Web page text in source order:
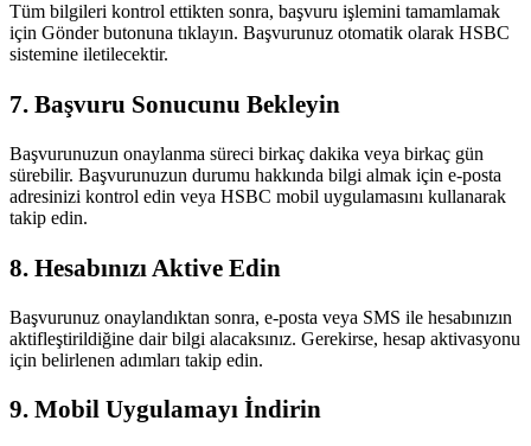
Tüm bilgileri kontrol ettikten sonra, başvuru işlemini tamamlamak
için Gönder butonuna tıklayın. Başvurunuz otomatik olarak HSBC
sistemine iletilecektir.
7. Başvuru Sonucunu Bekleyin
Başvurunuzun onaylanma süreci birkaç dakika veya birkaç gün
sürebilir. Başvurunuzun durumu hakkında bilgi almak için e-posta
adresinizi kontrol edin veya HSBC mobil uygulamasını kullanarak
takip edin.
8. Hesabınızı Aktive Edin
Başvurunuz onaylandıktan sonra, e-posta veya SMS ile hesabınızın
aktifleştirildiğine dair bilgi alacaksınız. Gerekirse, hesap aktivasyonu
için belirlenen adımları takip edin.
9. Mobil Uygulamayı İndirin